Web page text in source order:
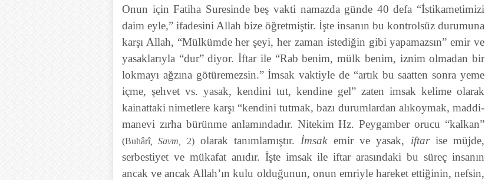
Onun için Fatiha Suresinde beş vakti namazda günde 40 defa “İstikametimizi
daim eyle,” ifadesini Allah bize öğretmiştir. İşte insanın bu kontrolsüz durumuna
karşı Allah, “Mülkümde her şeyi, her zaman istediğin gibi yapamazsın” emir ve
yasaklarıyla “dur” diyor. İftar ile “Rab benim, mülk benim, iznim olmadan bir
lokmayı ağzına götüremezsin.” İmsak vaktiyle de “artık bu saatten sonra yeme
içme, şehvet vs. yasak, kendini tut, kendine gel” zaten imsak kelime olarak
kainattaki nimetlere karşı “kendini tutmak, bazı durumlardan alıkoymak, maddi-
manevi zırha bürünme anlamındadır. Nitekim Hz. Peygamber orucu “kalkan”
(Buhârî, Savm, 2)olarak tanımlamıştır. İmsak emir ve yasak, iftar ise müjde,
serbestiyet ve mükafat anıdır. İşte imsak ile iftar arasındaki bu süreç insanın
ancak ve ancak Allah’ın kulu olduğunun, onun emriyle hareket ettiğinin, nefsin,